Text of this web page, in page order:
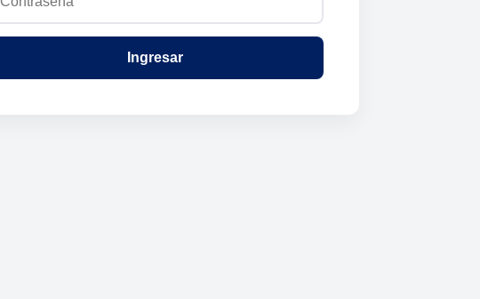
Ingresar